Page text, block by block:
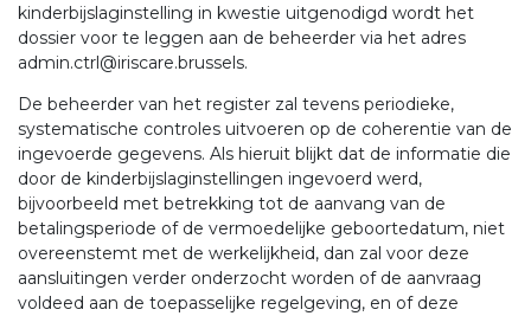
kinderbijslaginstelling in kwestie uitgenodigd wordt het
dossier voor te leggen aan de beheerder via het adres
admin.ctrl@iriscare.brussels.
De beheerder van het register zal tevens periodieke,
systematische controles uitvoeren op de coherentie van de
ingevoerde gegevens. Als hieruit blijkt dat de informatie die
door de kinderbijslaginstellingen ingevoerd werd,
bijvoorbeeld met betrekking tot de aanvang van de
betalingsperiode of de vermoedelijke geboortedatum, niet
overeenstemt met de werkelijkheid, dan zal voor deze
aansluitingen verder onderzocht worden of de aanvraag
voldeed aan de toepasselijke regelgeving, en of deze